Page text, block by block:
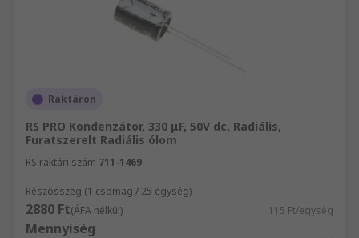
Raktáron
RS PRO Kondenzátor, 330 μF, 50V dc, Radiális,
Furatszerelt Radiális ólom
RS raktári szám 711-1469
Részösszeg (1 csomag / 25 egység)
2880 Ft(ÁFA nélkül) 115 Ft/egység
Mennyiség